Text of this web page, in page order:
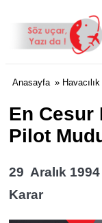
Anasayfa » Havacılık
En Cesur
Pilot
29 Aralık
Karar